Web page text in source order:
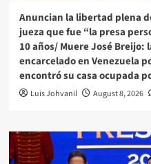
Anuncian la libertad plena
jueza que fue “la presa
10 años/ Muere José
encarcelado en Venezuela
encontró su casa ocupada
Luis Johvanil August 8, 2026